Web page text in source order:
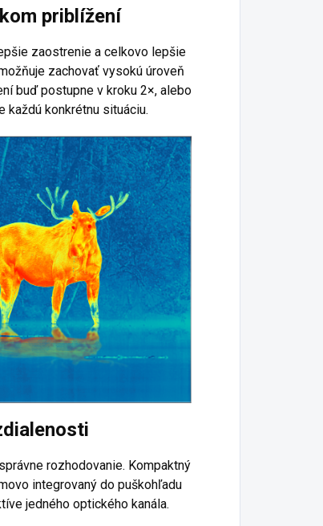
priblížení
zaostrenie a celkovo lepšie
zachovať vysokú úroveň
buď postupne v kroku 2×, alebo
každú konkrétnu situáciu.
rozhodovanie. Kompaktný
integrovaný do puškohľadu
jedného optického kanála.